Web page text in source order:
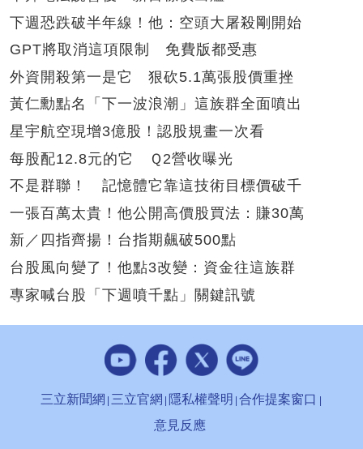
下週恐跌破半年線！他：空頭大屠殺剛開始
GPT將取消這項限制 免費版都受惠
外資開殺第一是它 狠砍5.1萬張股價重挫
黃仁勳點名「下一波浪潮」這族群全面噴出
星宇航空現增3億股！認股規畫一次看
每股配12.8元的它 Ｑ2營收曝光
不是群聯！ 記憶體它靠這技術目標價破千
一張百萬太貴！他公開高價股買法：賺30萬
新／四指齊揚！台指期飆破500點
台股風向變了！他點3改變：資金往這族群
專家喊台股「下週噴千點」關鍵訊號
三立新聞網 三立官網 隱私權聲明 合作提案窗口
意見反應